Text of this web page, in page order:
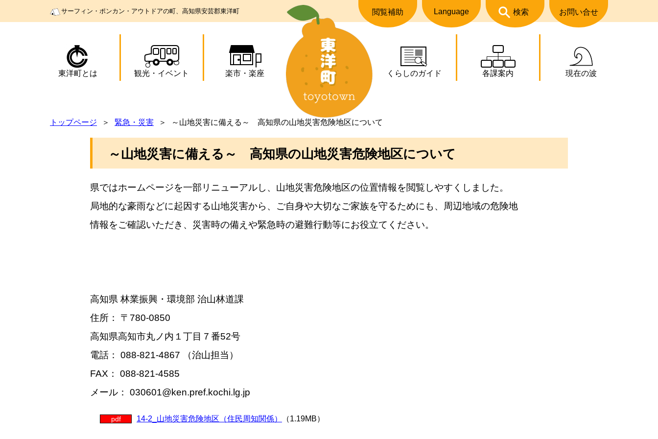
閲覧補助 Language 検索 お問い合せ
サーフィン・ポンカン・アウトドアの町、高知県安芸郡東洋町
東洋町とは 観光 ・ イベント 楽市・楽座 くらしのガイド 各課案内 現在の波
トップページ 緊急・災害 ～山地災害に備える～ 高知県の山地災害危険地区について
～山地災害に備える～ 高知県の山地災害危険地区について
県ではホームページを一部リニューアルし、山地災害危険地区の位置情報を閲覧しやすくしました。
局地的な豪雨などに起因する山地災害から、ご自身や大切なご家族を守るためにも、周辺地域の危険地
情報をご確認いただき、災害時の備えや緊急時の避難行動等にお役立てください。
高知県 林業振興・環境部 治山林道課
住所： 〒780-0850
高知県高知市丸ノ内１丁目７番52号
電話： 088-821-4867 （治山担当）
FAX： 088-821-4585
メール： 030601@ken.pref.kochi.lg.jp
pdf 14-2_山地災害危険地区（住民周知関係） （1.19MB）